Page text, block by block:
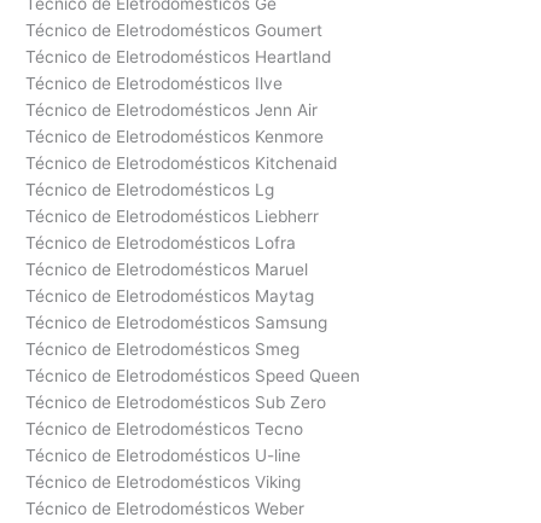
Técnico de Eletrodomésticos Goumert
Técnico de Eletrodomésticos Heartland
Técnico de Eletrodomésticos Ilve
Técnico de Eletrodomésticos Jenn Air
Técnico de Eletrodomésticos Kenmore
Técnico de Eletrodomésticos Kitchenaid
Técnico de Eletrodomésticos Lg
Técnico de Eletrodomésticos Liebherr
Técnico de Eletrodomésticos Lofra
Técnico de Eletrodomésticos Maruel
Técnico de Eletrodomésticos Maytag
Técnico de Eletrodomésticos Samsung
Técnico de Eletrodomésticos Smeg
Técnico de Eletrodomésticos Speed Queen
Técnico de Eletrodomésticos Sub Zero
Técnico de Eletrodomésticos Tecno
Técnico de Eletrodomésticos U-line
Técnico de Eletrodomésticos Viking
Técnico de Eletrodomésticos Weber